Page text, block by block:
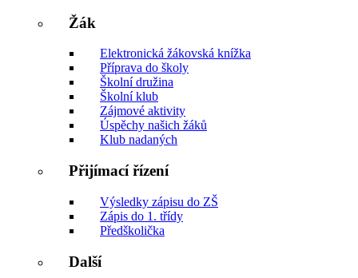
Žák
Elektronická žákovská knížka
Příprava do školy
Školní družina
Školní klub
Zájmové aktivity
Úspěchy našich žáků
Klub nadaných
Přijímací řízení
Výsledky zápisu do ZŠ
Zápis do 1. třídy
Předškolička
Další